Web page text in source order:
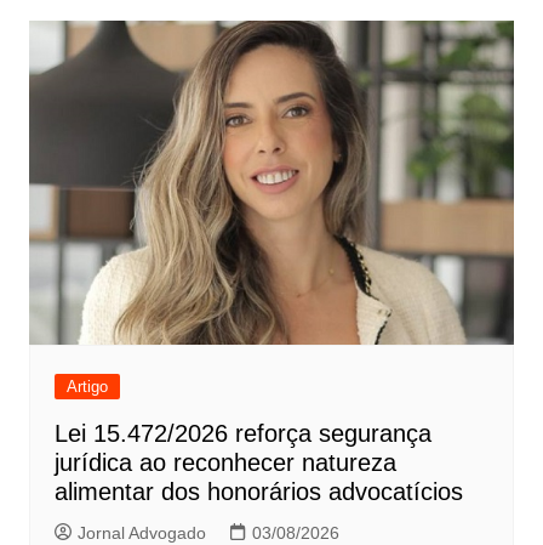
Artigo
Lei 15.472/2026 reforça segurança
jurídica ao reconhecer natureza
alimentar dos honorários advocatícios
Jornal Advogado 03/08/2026